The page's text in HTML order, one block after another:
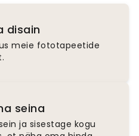
disain
meie fototapeetide
seina
ja sisestage kogu